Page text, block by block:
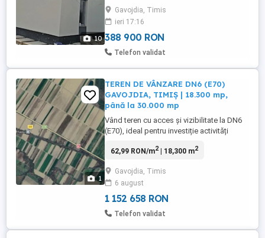
10
Suprafață utilă: 145 mp Terasă închisă: 25
mp Teren: 500 mp Compartimentare: * 2
dormitoare spațioase * ...
Gavojdia, Timis
ieri 17:16
388 900 RON
Telefon validat
1
TEREN DE VÂNZARE DN6 (E70)
GAVOJDIA, TIMIȘ | 18.300 mp,
până la 30.000 mp
Vând teren cu acces și vizibilitate la DN6
(E70), ideal pentru investiție activități
Suprafață totală: 18.300 mp, pe 2 parcele
de extindere: se poate ajunge până la
30.000 mp, prin achiziție suplimentară de
la proprietarul ...
62,99 RON/m2| 18,300 m2
Gavojdia, Timis
6 august
1 152 658 RON
Telefon validat